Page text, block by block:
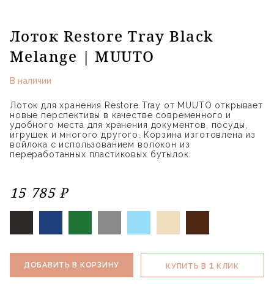
Лоток Restore Tray Black
Melange | MUUTO
В наличии
Лоток для хранения Restore Tray от MUUTO открывает
новые перспективы в качестве современного и
удобного места для хранения документов, посуды,
игрушек и многого другого. Корзина изготовлена из
войлока с использованием волокон из
переработанных пластиковых бутылок.
15 785 ₽
ДОБАВИТЬ В КОРЗИНУ КУПИТЬ В 1 КЛИК